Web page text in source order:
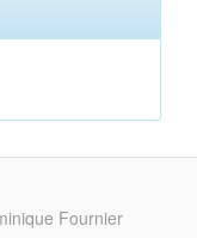
Fournier